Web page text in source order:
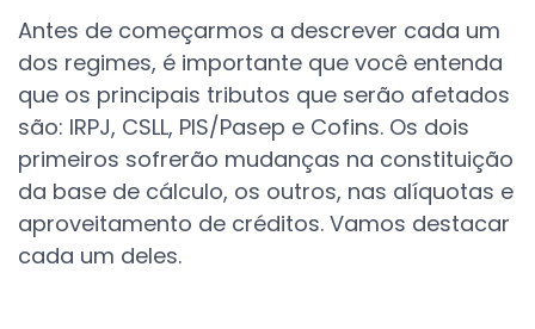
Antes de começarmos a descrever cada um
dos regimes, é importante que você entenda
que os principais tributos que serão afetados
são: IRPJ, CSLL, PIS/Pasep e Cofins. Os dois
primeiros sofrerão mudanças na constituição
da base de cálculo, os outros, nas alíquotas e
aproveitamento de créditos. Vamos destacar
cada um deles.